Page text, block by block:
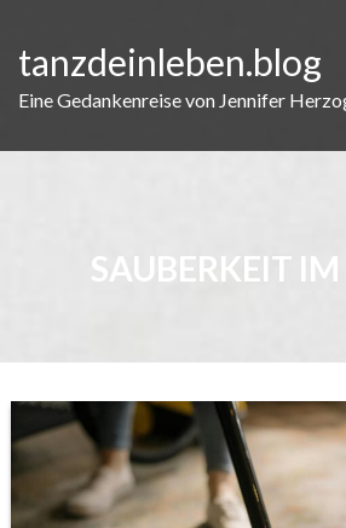
content
tanzdeinleben.blog
Eine Gedankenreise von Jennifer
SAUBERKEIT